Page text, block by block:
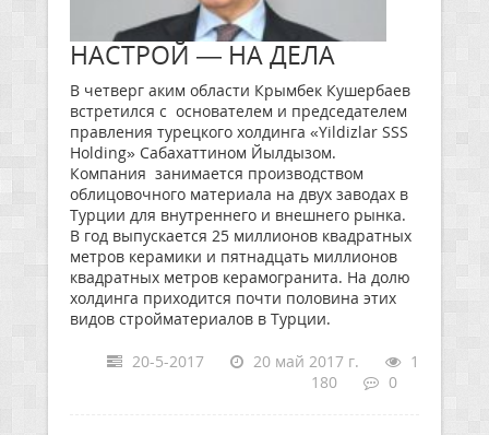
НАСТРОЙ — НА ДЕЛА
В четверг аким области Крымбек Кушербаев
встретился с основателем и председателем
правления турецкого холдинга «Yildizlar SSS
Holding» Сабахаттином Йылдызом.
Компания занимается производством
облицовочного материала на двух заводах в
Турции для внутреннего и внешнего рынка.
В год выпускается 25 миллионов квадратных
метров керамики и пятнадцать миллионов
квадратных метров керамогранита. На долю
холдинга приходится почти половина этих
видов стройматериалов в Турции.
20-5-2017 20 май 2017 г.
1
180
0